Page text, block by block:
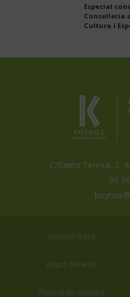
Especial
Conselleria
Cultura i
C/Santa Teresa, 2.
96
Accesibilidad
Mapa del web
Política de cookies